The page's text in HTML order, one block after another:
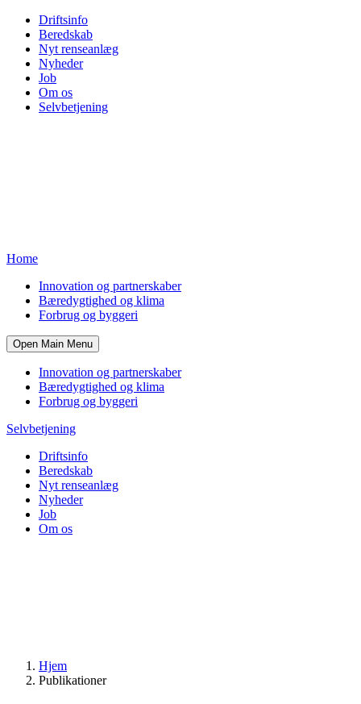
Driftsinfo
Beredskab
Nyt renseanlæg
Nyheder
Job
Om os
Selvbetjening
Home
Innovation og partnerskaber
Bæredygtighed og klima
Forbrug og byggeri
Open Main Menu
Innovation og partnerskaber
Bæredygtighed og klima
Forbrug og byggeri
Selvbetjening
Driftsinfo
Beredskab
Nyt renseanlæg
Nyheder
Job
Om os
Hjem
Publikationer